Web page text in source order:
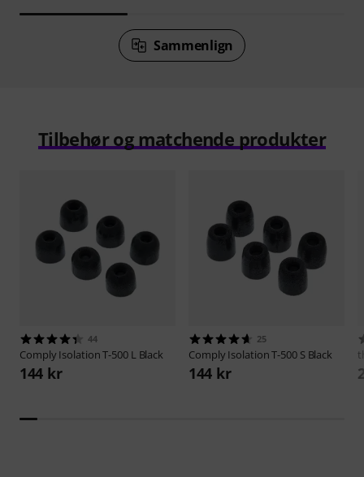
Sammenlign
Tilbehør og matchende produkter
44
Comply Isolation T-500 L Black
144 kr
25
Comply Isolation T-500 S Black
144 kr